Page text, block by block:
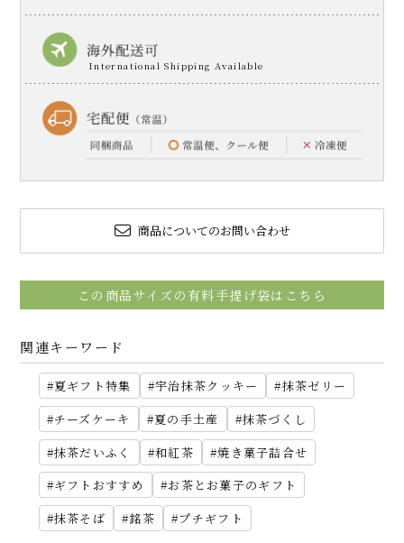
商品についてのお問い合わせ
この商品サイズの有料手提げ袋はこちら
関連キーワード
夏ギフト特集 宇治抹茶クッキー
抹茶ゼリー
チーズケーキ
夏の手土産
抹茶づくし
抹茶だいふく
和紅茶
焼き菓子詰合せ
ギフトおすすめ
お茶とお菓子のギフト
抹茶そば
銘茶 プチギフト